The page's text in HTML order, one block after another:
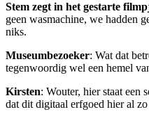
Stem zegt in het gestarte
geen wasmachine, we hadden
niks.
Museumbezoeker: Wat dat
tegenwoordig wel een hemel
Kirsten: Wouter, hier staat een
dat dit digitaal erfgoed hier al